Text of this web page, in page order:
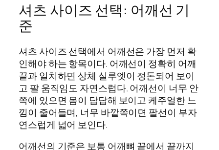
셔츠 사이즈 선택: 어깨선 기
준
셔츠 사이즈 선택에서 어깨선은 가장 먼저 확
인해야 하는 항목이다. 어깨선이 정확히 어깨
끝과 일치하면 상체 실루엣이 정돈되어 보이
고 팔 움직임도 자연스럽다. 어깨선이 너무 안
쪽에 있으면 몸이 답답해 보이고 케주얼한 느
낌이 줄어들며, 너무 바깥쪽이면 팔선이 부자
연스럽게 넓어 보인다.
어깨선의 기준은 보통 어깨뼈 끝에서 끝까지